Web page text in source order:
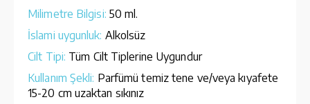
Milimetre Bilgisi: 50 ml.
İslami uygunluk: Alkolsüz
Cilt Tipi: Tüm Cilt Tiplerine Uygundur
Kullanım Şekli: Parfümü temiz tene ve/veya kıyafete
15-20 cm uzaktan sıkınız